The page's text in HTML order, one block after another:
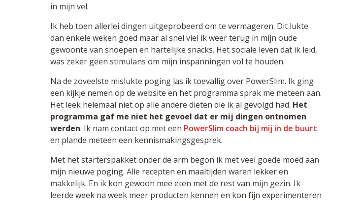
in mijn vel.
Ik heb toen allerlei dingen uitgeprobeerd om te vermageren. Dit lukte
dan enkele weken goed maar al snel viel ik weer terug in mijn oude
gewoonte van snoepen en hartelijke snacks. Het sociale leven dat ik leid,
was zeker geen stimulans om mijn inspanningen vol te houden.
Na de zoveelste mislukte poging las ik toevallig over PowerSlim. Ik ging
een kijkje nemen op de website en het programma sprak me meteen aan.
Het leek helemaal niet op alle andere diëten die ik al gevolgd had. Het
programma gaf me niet het gevoel dat er mij dingen ontnomen
werden. Ik nam contact op met een PowerSlim coach bij mij in de buurt
en plande meteen een kennismakingsgesprek.
Met het starterspakket onder de arm begon ik met veel goede moed aan
mijn nieuwe poging. Alle recepten en maaltijden waren lekker en
makkelijk. En ik kon gewoon mee eten met de rest van mijn gezin. Ik
leerde week na week meer producten kennen en kon fijn experimenteren